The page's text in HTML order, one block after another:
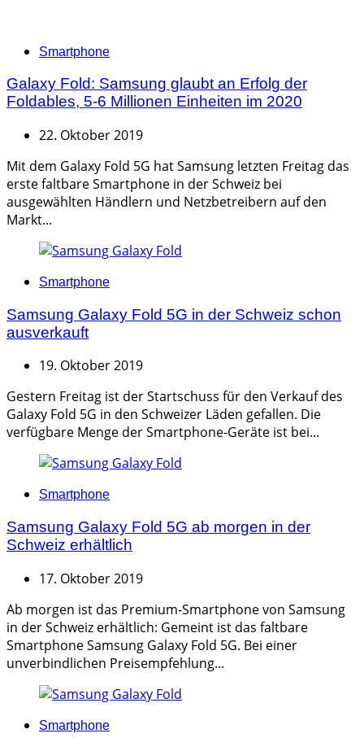
Categories
Smartphone
Galaxy Fold: Samsung glaubt an Erfolg der
Foldables, 5-6 Millionen Einheiten im 2020
22. Oktober 2019
Mit dem Galaxy Fold 5G hat Samsung letzten Freitag das
erste faltbare Smartphone in der Schweiz bei
ausgewählten Händlern und Netzbetreibern auf den
Markt...
Categories
Smartphone
Samsung Galaxy Fold 5G in der Schweiz schon
ausverkauft
19. Oktober 2019
Gestern Freitag ist der Startschuss für den Verkauf des
Galaxy Fold 5G in den Schweizer Läden gefallen. Die
verfügbare Menge der Smartphone-Geräte ist bei...
Categories
Smartphone
Samsung Galaxy Fold 5G ab morgen in der
Schweiz erhältlich
17. Oktober 2019
Ab morgen ist das Premium-Smartphone von Samsung
in der Schweiz erhältlich: Gemeint ist das faltbare
Smartphone Samsung Galaxy Fold 5G. Bei einer
unverbindlichen Preisempfehlung...
Categories
Smartphone